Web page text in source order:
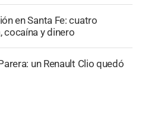
en Santa Fe: cuatro
cocaína y dinero
un Renault Clio quedó